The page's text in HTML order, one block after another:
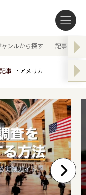
ャンルから探す 記事テー
事 アメリカ